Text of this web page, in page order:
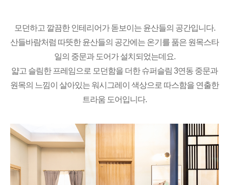
모던하고 깔끔한 인테리어가 돋보이는 윤산들의 공간입니다.
산들바람처럼 따뜻한 윤산들의 공간에는 온기를 품은 원목스타
일의 중문과 도어가 설치되었는데요.
얇고 슬림한 프레임으로 모던함을 더한 슈퍼슬림 3연동 중문과
원목의 느낌이 살아있는 워시그레이 색상으로 따스함을 연출한
트라움 도어입니다.